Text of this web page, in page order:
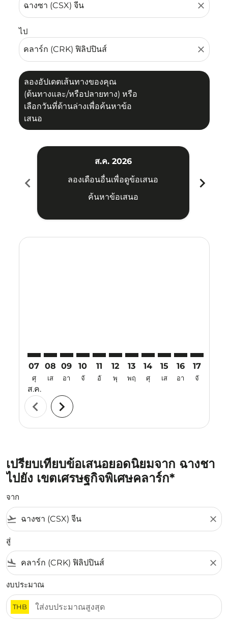
close
ไป
close
ลองอัปเดตเส้นทางของคุณ
(ต้นทางและ/หรือปลายทาง) หรือ
เลือกวันที่ด้านล่างเพื่อค้นหาข้อ
เสนอ
chevron_left
ส.ค. 2026
ลองเดือนอื่นเพื่อดูข้อเสนอ
ค้นหาข้อเสนอ
chevron_right
07
ศุ
ส.ค.
08
เส
09
อา
10
จั
11
อั
12
พุ
13
พฤ
14
ศุ
15
เส
16
อา
17
จั
chevron_left chevron_right
เปรียบเทียบข้อเสนอยอดนิยมจาก ฉางชา
ไปยัง เขตเศรษฐกิจพิเศษคลาร์ก*
จาก
flight_takeoff close
สู่
flight_land close
งบประมาณ
THB